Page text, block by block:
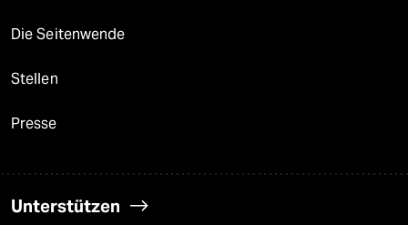
Die Seitenwende
Stellen
Presse
Unterstützen